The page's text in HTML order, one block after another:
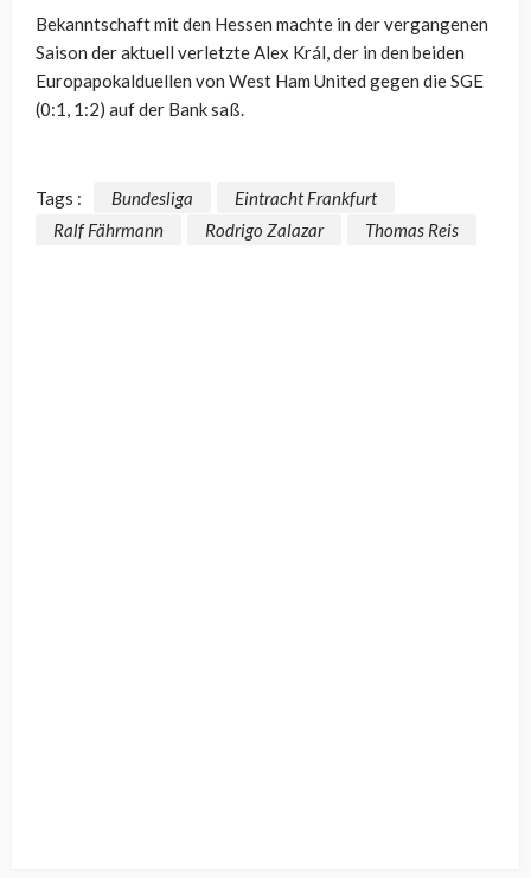
Bekanntschaft mit den Hessen machte in der vergangenen
Saison der aktuell verletzte Alex Král, der in den beiden
Europapokalduellen von West Ham United gegen die SGE
(0:1, 1:2) auf der Bank saß.
Tags : Bundesliga
Eintracht Frankfurt
Ralf Fährmann
Rodrigo Zalazar Thomas Reis